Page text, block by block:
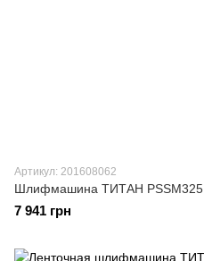
Артикул: 201608062
Шлифмашина ТИТАН PSSM325
7 941 грн